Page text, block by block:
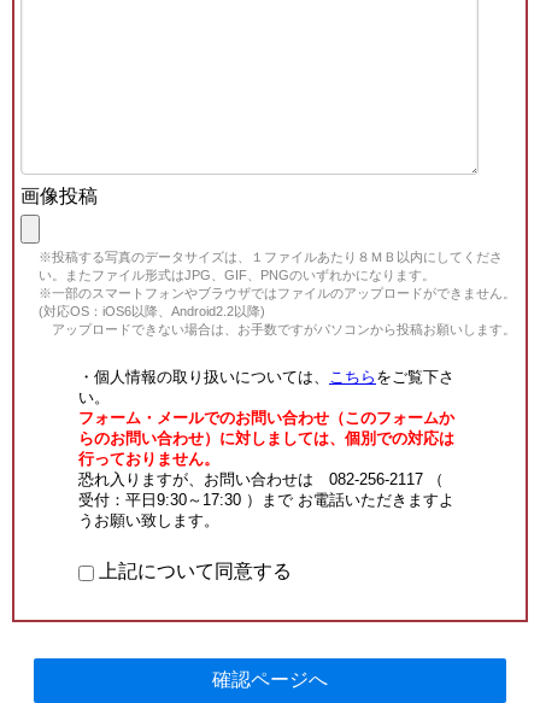
画像投稿
※投稿する写真のデータサイズは、１ファイルあたり８ＭＢ以内にしてくださ
い。またファイル形式はJPG、GIF、PNGのいずれかになります。
※一部のスマートフォンやブラウザではファイルのアップロードができません。
(対応OS：iOS6以降、Android2.2以降)
アップロードできない場合は、お手数ですがパソコンから投稿お願いします。
・個人情報の取り扱いについては、 こちら をご覧下さ
い。
フォーム・メールでのお問い合わせ（このフォームか
らのお問い合わせ）に対しましては、個別での対応は
行っておりません。
恐れ入りますが、お問い合わせは 082-256-2117 （
受付：平日9:30～17:30 ）まで お電話いただきますよ
うお願い致します。
上記について同意する
確認ページへ